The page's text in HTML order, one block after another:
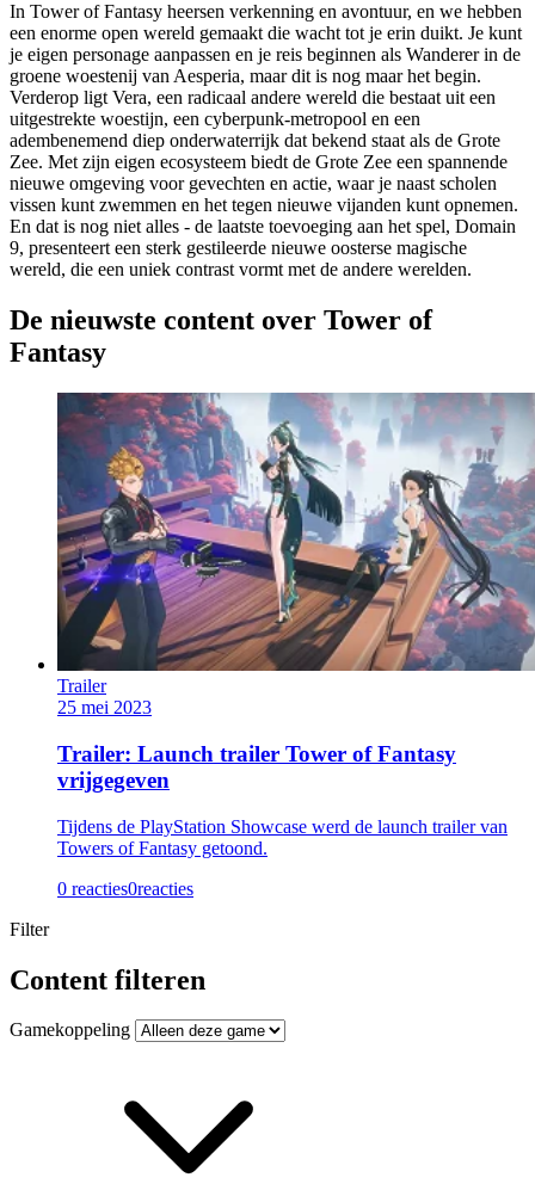
In Tower of Fantasy heersen verkenning en avontuur, en we hebben
een enorme open wereld gemaakt die wacht tot je erin duikt. Je kunt
je eigen personage aanpassen en je reis beginnen als Wanderer in de
groene woestenij van Aesperia, maar dit is nog maar het begin.
Verderop ligt Vera, een radicaal andere wereld die bestaat uit een
uitgestrekte woestijn, een cyberpunk-metropool en een
adembenemend diep onderwaterrijk dat bekend staat als de Grote
Zee. Met zijn eigen ecosysteem biedt de Grote Zee een spannende
nieuwe omgeving voor gevechten en actie, waar je naast scholen
vissen kunt zwemmen en het tegen nieuwe vijanden kunt opnemen.
En dat is nog niet alles - de laatste toevoeging aan het spel, Domain
9, presenteert een sterk gestileerde nieuwe oosterse magische
wereld, die een uniek contrast vormt met de andere werelden.
De nieuwste content over Tower of
Fantasy
Trailer
25 mei 2023
Trailer: Launch trailer Tower of Fantasy
vrijgegeven
Tijdens de PlayStation Showcase werd de launch trailer van
Towers of Fantasy getoond.
0 reacties0reacties
Filter
Content filteren
Gamekoppeling